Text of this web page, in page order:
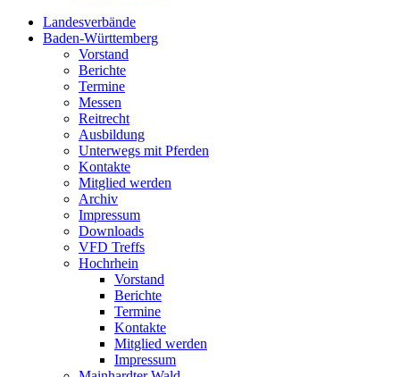
Landesverbände
Baden-Württemberg
Vorstand
Berichte
Termine
Messen
Reitrecht
Ausbildung
Unterwegs mit Pferden
Kontakte
Mitglied werden
Archiv
Impressum
Downloads
VFD Treffs
Hochrhein
Vorstand
Berichte
Termine
Kontakte
Mitglied werden
Impressum